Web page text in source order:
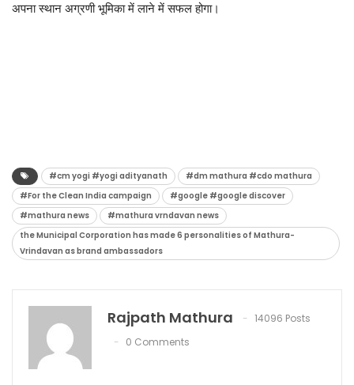
अपना स्थान अग्रणी भूमिका में लाने में सफल होगा।
#cm yogi #yogi adityanath
#dm mathura #cdo mathura
#For the Clean India campaign
#google #google discover
#mathura news
#mathura vrndavan news
the Municipal Corporation has made 6 personalities of Mathura-
Vrindavan as brand ambassadors
Rajpath Mathura
14096 Posts
0 Comments